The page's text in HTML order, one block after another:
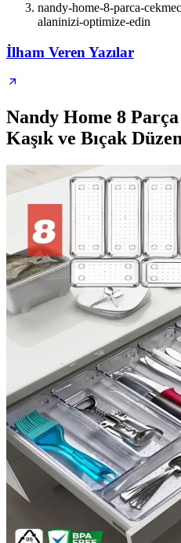
nandy-home-8-parca-
alaninizi-optimize-edin
İlham Veren Yazılar
Nandy Home 8
Kaşık ve Bıçak